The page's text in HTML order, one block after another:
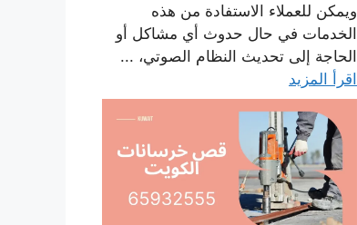
ويمكن للعملاء الاستفادة من هذه
الخدمات في حال حدوث أي مشاكل أو
الحاجة إلى تحديث النظام الصوتي، ...
اقرأ المزيد